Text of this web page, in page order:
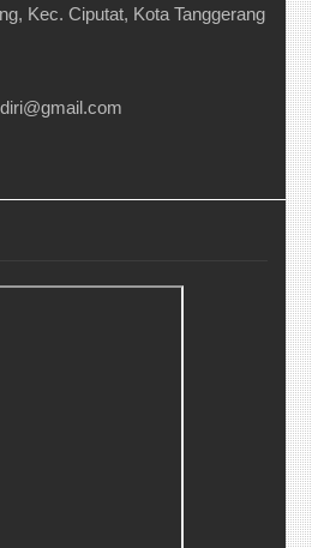
Kec. Ciputat, Kota Tanggerang